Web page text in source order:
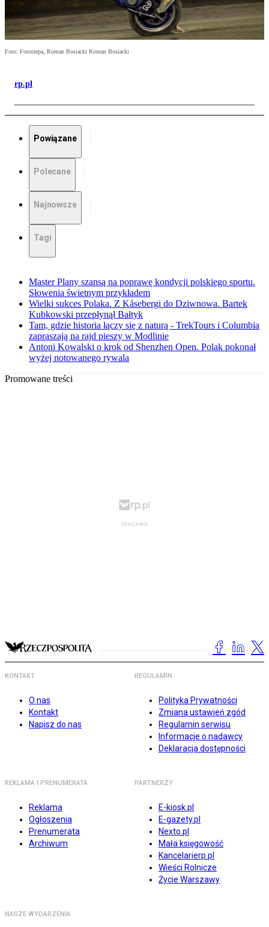
Foto: Fotorzepa, Roman Bosiacki Roman Bosiacki
rp.pl
Powiązane
Polecane
Najnowsze
Tagi
Master Plany szansą na poprawę kondycji polskiego sportu.
Słowenia świetnym przykładem
Wielki sukces Polaka. Z Kåsebergi do Dziwnowa. Bartek
Kubkowski przepłynął Bałtyk
Tam, gdzie historia łączy się z naturą - TrekTours i Columbia
zapraszają na rajd pieszy w Modlinie
Antoni Kowalski o krok od Shenzhen Open. Polak pokonał
wyżej notowanego rywala
Promowane treści
KONTAKT
O nas
Kontakt
Napisz do nas
REGULAMIN
Polityka Prywatności
Zmiana ustawień zgód
Regulamin serwisu
Informacje o nadawcy
Deklaracja dostępności
REKLAMA I PRENUMERATA
Reklama
Ogłoszenia
Prenumerata
Archiwum
PARTNERZY
E-kiosk.pl
E-gazety.pl
Nexto.pl
Mała księgowość
Kancelarierp.pl
Wieści Rolnicze
Życie Warszawy
NASZE WYDARZENIA